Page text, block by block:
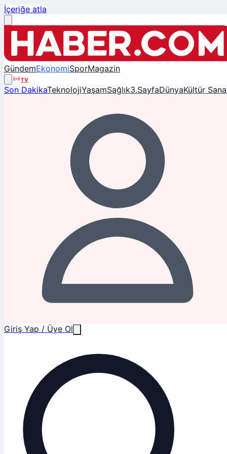
İçeriğe atla
GündemEkonomiSporMagazin
TV
Son DakikaTeknolojiYaşamSağlık3.SayfaDünyaKültür
Giriş Yap / Üye Ol